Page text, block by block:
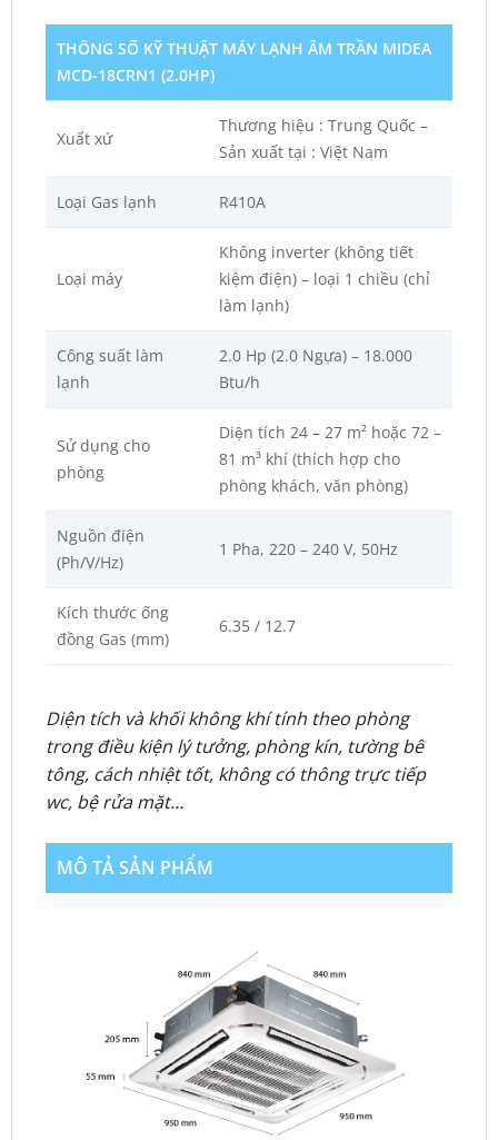
THÔNG SỐ KỸ THUẬT MÁY LẠNH ÂM TRẦN MIDEA
MCD-18CRN1 (2.0HP)
Xuất xứ
Thương hiệu : Trung Quốc –
Sản xuất tại : Việt Nam
Loại Gas lạnh R410A
Loại máy
Không inverter (không tiết
kiệm điện) – loại 1 chiều (chỉ
làm lạnh)
Công suất làm
lạnh
2.0 Hp (2.0 Ngựa) – 18.000
Btu/h
Sử dụng cho
phòng
Diện tích 24 – 27 m² hoặc 72 –
81 m³ khí (thích hợp cho
phòng khách, văn phòng)
Nguồn điện
(Ph/V/Hz)
1 Pha, 220 – 240 V, 50Hz
Kích thước ống
đồng Gas (mm)
6.35 / 12.7
Diện tích và khối không khí tính theo phòng
trong điều kiện lý tưởng, phòng kín, tường bê
tông, cách nhiệt tốt, không có thông trực tiếp
wc, bệ rửa mặt…
MÔ TẢ SẢN PHẨM